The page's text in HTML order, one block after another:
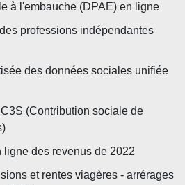
à l'embauche (DPAE) en ligne
professions indépendantes
des données sociales unifiée
(Contribution sociale de
ligne des revenus de 2022
et rentes viagères - arrérages